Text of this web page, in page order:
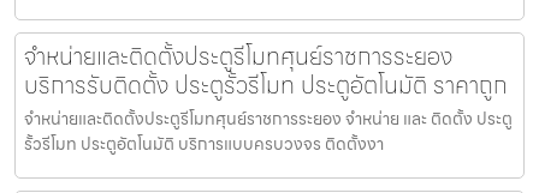
จำหน่ายและติดตั้งประตูรีโมทศุนย์ราชการระยอง
บริการรับติดตั้ง ประตูรั้วรีโมท ประตูอัตโนมัติ ราคาถูก
จำหน่ายและติดตั้งประตูรีโมทศุนย์ราชการระยอง จำหน่าย และ ติดตั้ง ประตู
รั้วรีโมท ประตูอัตโนมัติ บริการแบบครบวงจร ติดตั้งงา